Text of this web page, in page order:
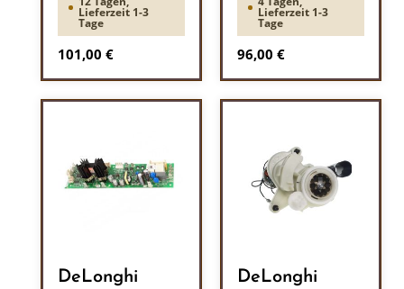
Lieferzeit 1-3
Tage
Regulärer Preis:
101,00 €
Lieferzeit 1-3
Tage
Regulärer Preis:
96,00 €
DeLonghi
DeLonghi